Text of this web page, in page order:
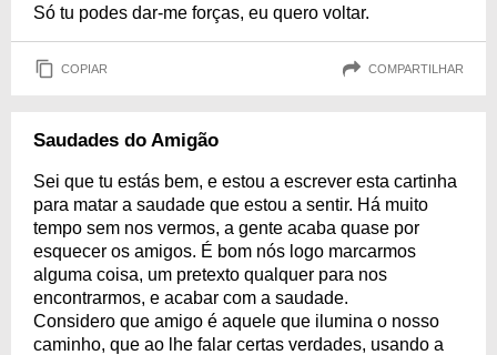
Só tu podes dar-me forças, eu quero voltar.
COPIAR COMPARTILHAR
Saudades do Amigão
Sei que tu estás bem, e estou a escrever esta cartinha
para matar a saudade que estou a sentir. Há muito
tempo sem nos vermos, a gente acaba quase por
esquecer os amigos. É bom nós logo marcarmos
alguma coisa, um pretexto qualquer para nos
encontrarmos, e acabar com a saudade.
Considero que amigo é aquele que ilumina o nosso
caminho, que ao lhe falar certas verdades, usando a